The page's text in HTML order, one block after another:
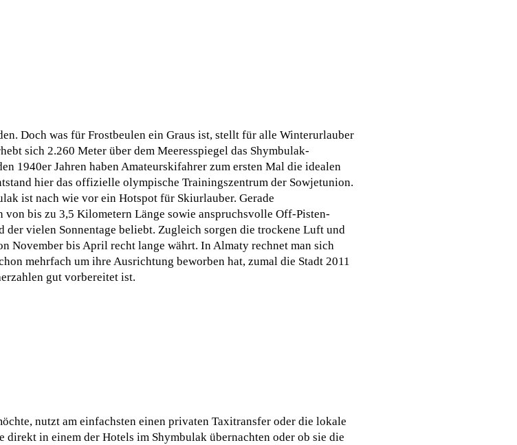
Doch was für Frostbeulen ein Graus ist, stellt für alle Winterurlauber
sich 2.260 Meter über dem Meeresspiegel das Shymbulak-
1940er Jahren haben Amateurskifahrer zum ersten Mal die idealen
hier das offizielle olympische Trainingszentrum der Sowjetunion.
ist nach wie vor ein Hotspot für Skiurlauber. Gerade
bis zu 3,5 Kilometern Länge sowie anspruchsvolle Off-Pisten-
vielen Sonnentage beliebt. Zugleich sorgen die trockene Luft und
November bis April recht lange währt. In Almaty rechnet man sich
mehrfach um ihre Ausrichtung beworben hat, zumal die Stadt 2011
gut vorbereitet ist.
nutzt am einfachsten einen privaten Taxitransfer oder die lokale
in einem der Hotels im Shymbulak übernachten oder ob sie die